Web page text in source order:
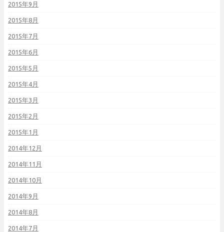
2015年9月
2015年8月
2015年7月
2015年6月
2015年5月
2015年4月
2015年3月
2015年2月
2015年1月
2014年12月
2014年11月
2014年10月
2014年9月
2014年8月
2014年7月